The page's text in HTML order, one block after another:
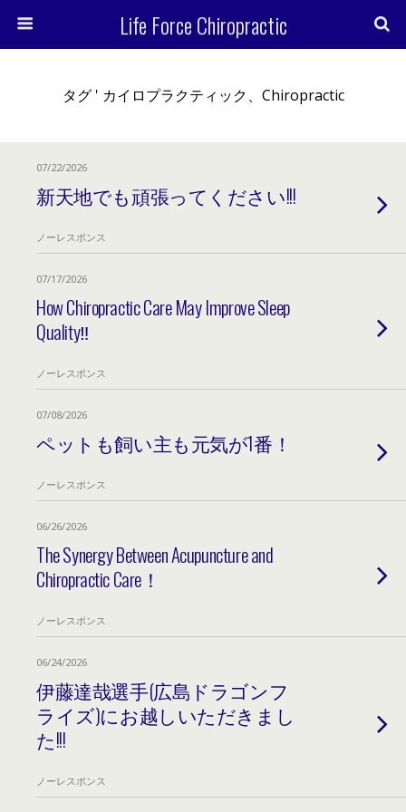
Life Force Chiropractic
タグ ' カイロプラクティック、chiropractic
07/22/2026
新天地でも頑張ってください!!!
ノーレスポンス
07/17/2026
How Chiropractic Care May Improve Sleep
Quality‼︎
ノーレスポンス
07/08/2026
ペットも飼い主も元気が1番！
ノーレスポンス
06/26/2026
The Synergy Between Acupuncture and
Chiropractic Care！
ノーレスポンス
06/24/2026
伊藤達哉選手(広島ドラゴンフ
ライズ)にお越しいただきまし
た!!!
ノーレスポンス